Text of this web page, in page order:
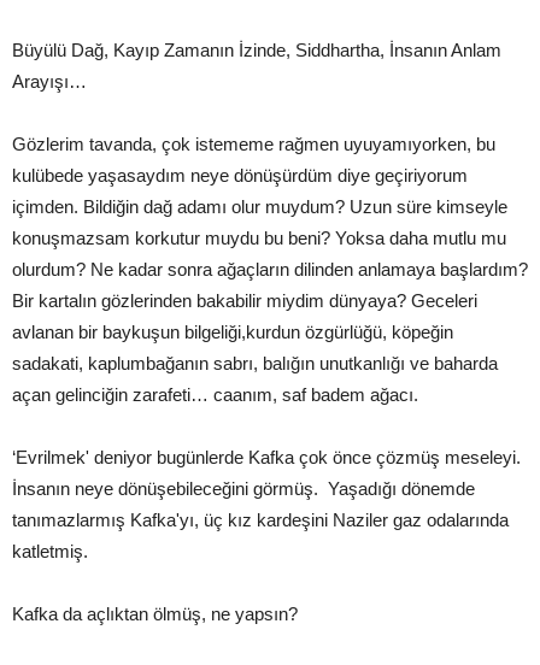
Büyülü Dağ, Kayıp Zamanın İzinde, Siddhartha, İnsanın Anlam
Arayışı…
Gözlerim tavanda, çok istememe rağmen uyuyamıyorken, bu
kulübede yaşasaydım neye dönüşürdüm diye geçiriyorum
içimden. Bildiğin dağ adamı olur muydum? Uzun süre kimseyle
konuşmazsam korkutur muydu bu beni? Yoksa daha mutlu mu
olurdum? Ne kadar sonra ağaçların dilinden anlamaya başlardım?
Bir kartalın gözlerinden bakabilir miydim dünyaya? Geceleri
avlanan bir baykuşun bilgeliği,kurdun özgürlüğü, köpeğin
sadakati, kaplumbağanın sabrı, balığın unutkanlığı ve baharda
açan gelinciğin zarafeti… caanım, saf badem ağacı.
‘Evrilmek' deniyor bugünlerde Kafka çok önce çözmüş meseleyi.
İnsanın neye dönüşebileceğini görmüş. Yaşadığı dönemde
tanımazlarmış Kafka'yı, üç kız kardeşini Naziler gaz odalarında
katletmiş.
Kafka da açlıktan ölmüş, ne yapsın?